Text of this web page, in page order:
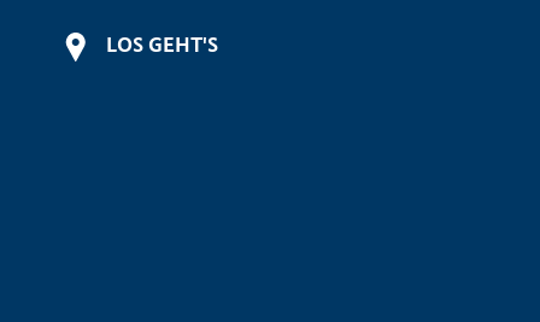
LOS GEHT'S